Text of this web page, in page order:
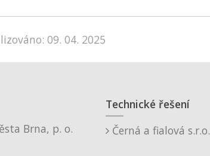
09. 04. 2025
Brna, p. o.
Technické řešení
Černá a fialová s.r.o.